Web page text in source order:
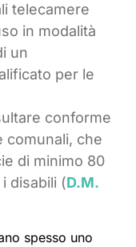
telecamere
in modalità
un
per le
conforme
comunali, che
di minimo 80
disabili (D.M.
spesso uno